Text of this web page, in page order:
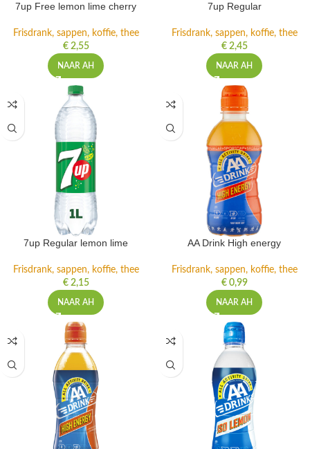
7up Free lemon lime cherry
Frisdrank, sappen, koffie, thee
€2,55
NAAR AH
7up Regular
Frisdrank, sappen, koffie, thee
€2,45
NAAR AH
7up Regular lemon lime
Frisdrank, sappen, koffie, thee
€2,15
NAAR AH
AA Drink High energy
Frisdrank, sappen, koffie, thee
€0,99
NAAR AH